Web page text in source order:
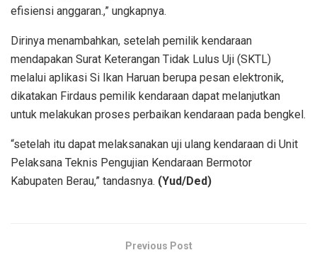
efisiensi anggaran.,” ungkapnya.
Dirinya menambahkan, setelah pemilik kendaraan
mendapakan Surat Keterangan Tidak Lulus Uji (SKTL)
melalui aplikasi Si Ikan Haruan berupa pesan elektronik,
dikatakan Firdaus pemilik kendaraan dapat melanjutkan
untuk melakukan proses perbaikan kendaraan pada bengkel.
“setelah itu dapat melaksanakan uji ulang kendaraan di Unit
Pelaksana Teknis Pengujian Kendaraan Bermotor
Kabupaten Berau,” tandasnya. (Yud/Ded)
Previous Post